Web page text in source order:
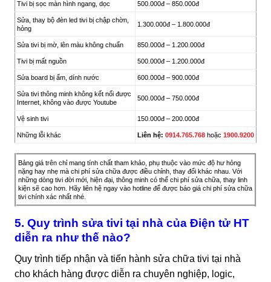
Tivi bị sọc màn hình ngang, dọc 500.000đ – 850.000đ
Sửa, thay bộ đèn led tivi bị chập chờn,
hỏng
1.300.000đ – 1.800.000đ
Sửa tivi bị mờ, lên màu không chuẩn 850.000đ – 1.200.000đ
Tivi bị mất nguồn 500.000đ – 1.200.000đ
Sửa board bị ẩm, dính nước 600.000đ – 900.000đ
Sửa tivi thông minh không kết nối được
Internet, không vào được Youtube
500.000đ – 750.000đ
Vệ sinh tivi 150.000đ – 200.000đ
Những lỗi khác Liên hệ: 0914.765.768 hoặc 1900.9200
Bảng giá trên chỉ mang tính chất tham khảo, phụ thuộc vào mức độ hư hỏng
nặng hay nhẹ mà chi phí sửa chữa được điều chỉnh, thay đổi khác nhau. Với
những dòng tivi đời mới, hiện đại, thông minh có thể chi phí sửa chữa, thay linh
kiện sẽ cao hơn. Hãy liên hệ ngay vào hotline để được báo giá chi phí sửa chữa
tivi chính xác nhất nhé.
5. Quy trình sửa tivi tại nhà của Điện tử HT
diễn ra như thế nào?
Quy trình tiếp nhận và tiến hành sửa chữa tivi tại nhà
cho khách hàng được diễn ra chuyên nghiệp, logic,